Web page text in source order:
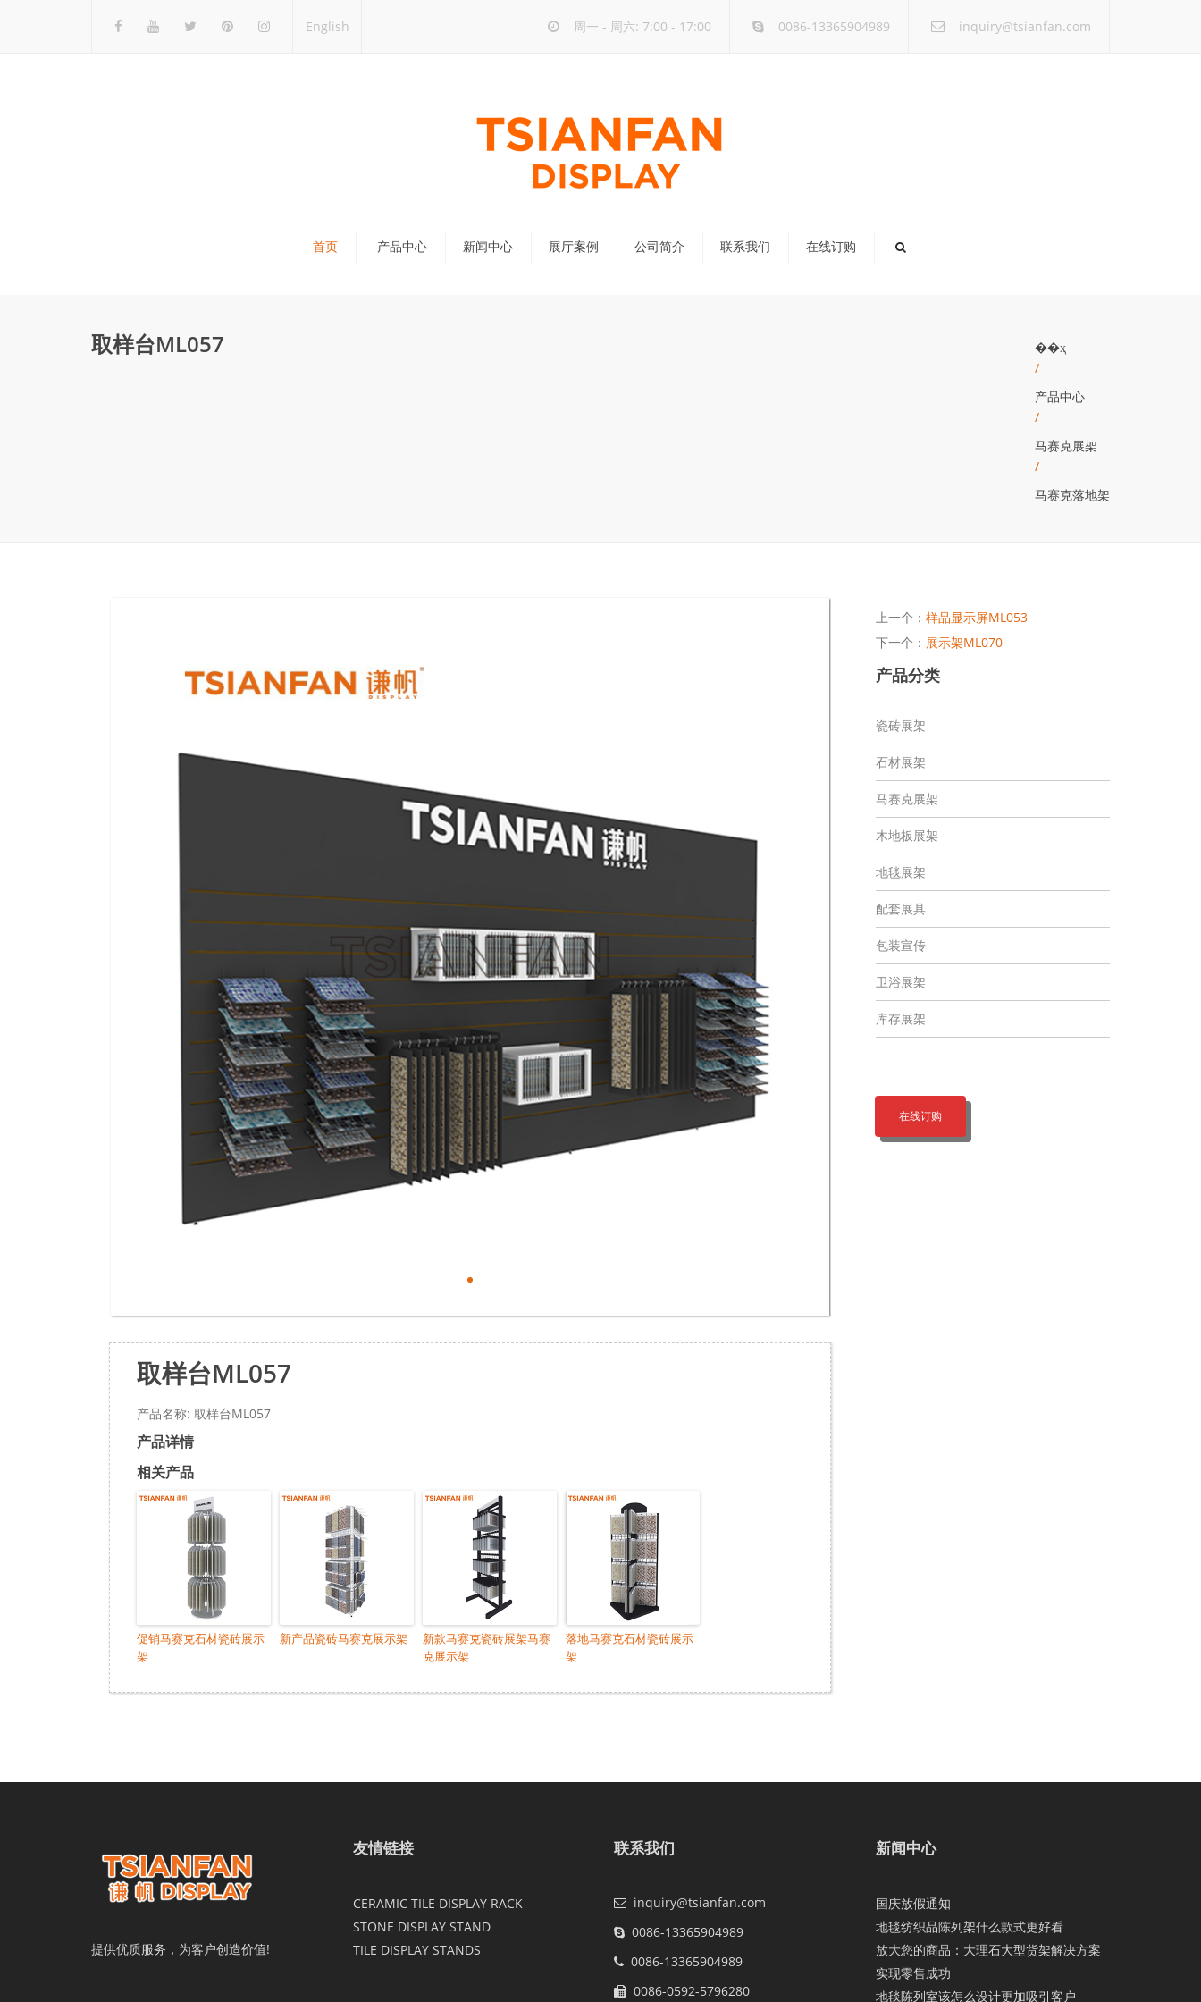
English 周一 - 周六: 7:00 - 17:00 0086-13365904989 inquiry@tsianfan.com
首页 产品中心 新闻中心 展厅案例 公司简介 联系我们 在线订购
取样台ML057
��ҳ
/
产品中心
/
马赛克展架
/
马赛克落地架
取样台ML057
产品名称: 取样台ML057
产品详情
相关产品
促销马赛克石材瓷砖展示
架
新产品瓷砖马赛克展示架
新款马赛克瓷砖展架马赛
克展示架
落地马赛克石材瓷砖展示
架
上一个： 样品显示屏ML053
下一个： 展示架ML070
产品分类
瓷砖展架
石材展架
马赛克展架
木地板展架
地毯展架
配套展具
包装宣传
卫浴展架
库存展架
在线订购
提供优质服务，为客户创造价值!
友情链接
CERAMIC TILE DISPLAY RACK
STONE DISPLAY STAND
TILE DISPLAY STANDS
联系我们
inquiry@tsianfan.com
0086-13365904989
0086-13365904989
0086-0592-5796280
新闻中心
国庆放假通知
地毯纺织品陈列架什么款式更好看
放大您的商品：大理石大型货架解决方案
实现零售成功
地毯陈列室该怎么设计更加吸引客户